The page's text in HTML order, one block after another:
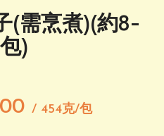
(需烹煮)(約8-
)
/ 454克/包